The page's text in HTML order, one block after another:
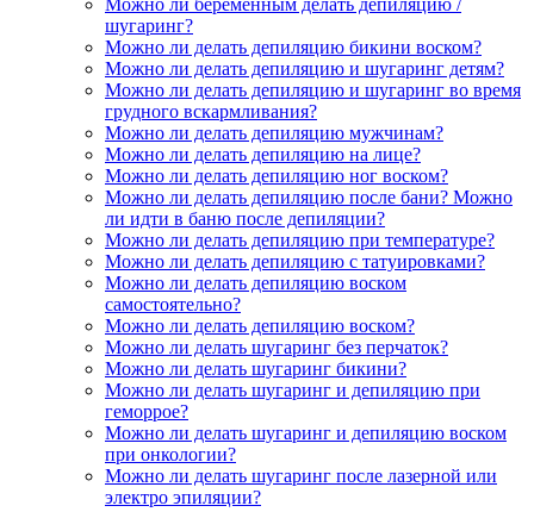
Можно ли беременным делать депиляцию /
шугаринг?
Можно ли делать депиляцию бикини воском?
Можно ли делать депиляцию и шугаринг детям?
Можно ли делать депиляцию и шугаринг во время
грудного вскармливания?
Можно ли делать депиляцию мужчинам?
Можно ли делать депиляцию на лице?
Можно ли делать депиляцию ног воском?
Можно ли делать депиляцию после бани? Можно
ли идти в баню после депиляции?
Можно ли делать депиляцию при температуре?
Можно ли делать депиляцию с татуировками?
Можно ли делать депиляцию воском
самостоятельно?
Можно ли делать депиляцию воском?
Можно ли делать шугаринг без перчаток?
Можно ли делать шугаринг бикини?
Можно ли делать шугаринг и депиляцию при
геморрое?
Можно ли делать шугаринг и депиляцию воском
при онкологии?
Можно ли делать шугаринг после лазерной или
электро эпиляции?